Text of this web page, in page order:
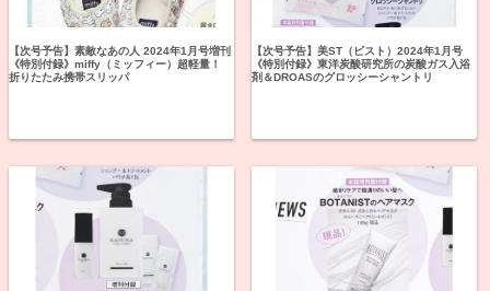
【次号予告】素敵なあの人 2024年1月号増刊
《特別付録》miffy（ミッフィー）超軽量！
折りたたみ携帯スリッパ
【次号予告】美ST（ビスト）2024年1月号
《特別付録》東洋炭酸研究所の炭酸ガス入浴
剤＆DROASのグロッシーシャントリ